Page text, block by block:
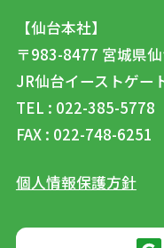
【仙台本社】
〒983-8477 宮城県
JR仙台イーストゲー
TEL : 022-385-5778
FAX : 022-748-6251
個人情報保護方針